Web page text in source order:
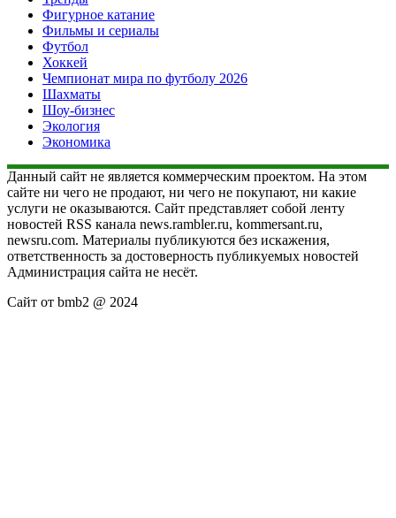
Фигурное катание
Фильмы и сериалы
Футбол
Хоккей
Чемпионат мира по футболу 2026
Шахматы
Шоу-бизнес
Экология
Экономика
Данный сайт не является коммерческим проектом. На этом
сайте ни чего не продают, ни чего не покупают, ни какие
услуги не оказываются. Сайт представляет собой ленту
новостей RSS канала news.rambler.ru, kommersant.ru,
newsru.com. Материалы публикуются без искажения,
ответственность за достоверность публикуемых новостей
Администрация сайта не несёт.
Сайт от bmb2 @ 2024